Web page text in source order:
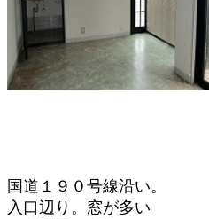
国道１９０号線沿い。
入口辺り。窓が多い